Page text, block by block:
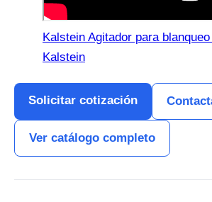
Kalstein Agitador para blanqueo
Kalstein
Solicitar cotización
Ver catálogo completo